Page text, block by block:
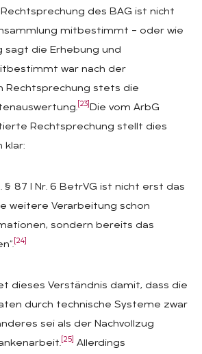
des BAG ist nicht
mitbestimmt – oder wie
sagt die Erhebung und
war nach der
Rechtsprechung stets die
[23] Die vom ArbG
Rechtsprechung stellt dies
klar:
§ 87 I Nr. 6 BetrVG ist nicht erst das
weitere Verarbeitung schon
sondern bereits das
[24]
dieses Verständnis damit, dass die
durch technische Systeme zwar
sei als der Nachvollzug
[25]
Allerdings